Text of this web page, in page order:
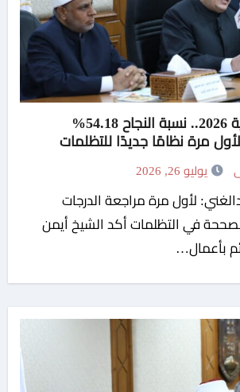
الثانوية الأزهرية 2026.. نسبة النجاح 54.18%
مرة نظامًا جديدًا للتظلمات
يوليو 26, 2026
في التظلمات أكد الشيخ أيمن
بأعمال…